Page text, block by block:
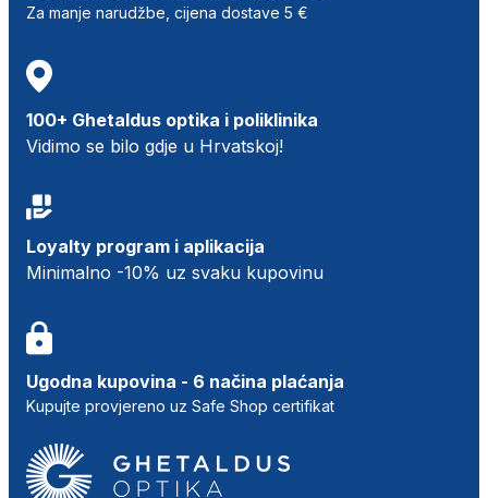
Za manje narudžbe, cijena dostave 5 €
100+ Ghetaldus optika i poliklinika
Vidimo se bilo gdje u Hrvatskoj!
Loyalty program i aplikacija
Minimalno -10% uz svaku kupovinu
Ugodna kupovina - 6 načina plaćanja
Kupujte provjereno uz Safe Shop certifikat